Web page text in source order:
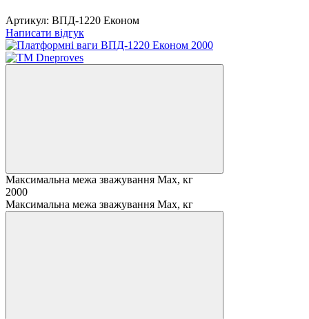
Артикул: ВПД-1220 Економ
Написати відгук
Максимальна межа зважування Мах, кг
2000
Максимальна межа зважування Мах, кг